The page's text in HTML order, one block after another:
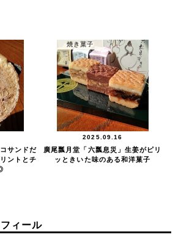
サンドだ
ントとチ
焼き菓子
2025.09.16
廣尾瓢月堂「六瓢息災」生姜がピリ
ッときいた味のある和洋菓子
ィール